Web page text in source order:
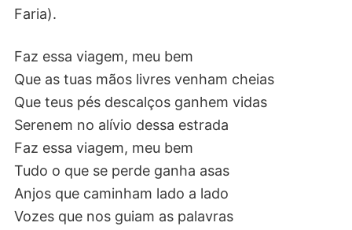
Faria).
Faz essa viagem, meu bem
Que as tuas mãos livres venham cheias
Que teus pés descalços ganhem vidas
Serenem no alívio dessa estrada
Faz essa viagem, meu bem
Tudo o que se perde ganha asas
Anjos que caminham lado a lado
Vozes que nos guiam as palavras